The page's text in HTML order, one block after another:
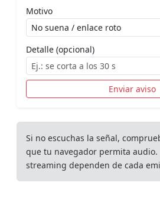
Motivo
Detalle (opcional)
Enviar aviso
Si no escuchas la señal,
que tu navegador permita audio.
streaming dependen de cada